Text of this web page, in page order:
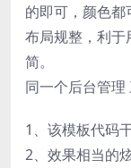
的即可，颜色都
布局规整，利于
简。
同一个后台管理
1、该模板代码
2、效果相当的